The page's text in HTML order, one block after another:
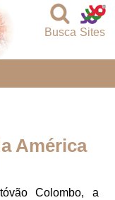
Sites
Busca
América
Colombo, a